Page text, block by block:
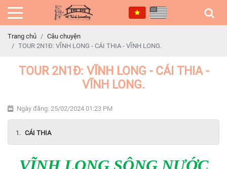
Trang chủ
Câu chuyện
TOUR 2N1Đ: VĨNH LONG - CÁI THIA - VĨNH LONG.
TOUR 2N1Đ: VĨNH LONG - CÁI THIA -
VĨNH LONG.
Ngày đăng: 25/02/2024 01:23 PM
CÁI THIA